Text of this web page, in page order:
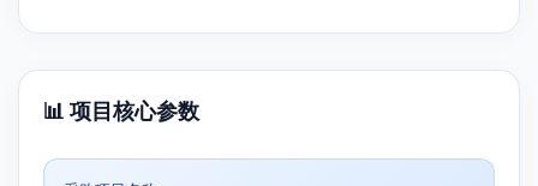
📊 项目核心参数